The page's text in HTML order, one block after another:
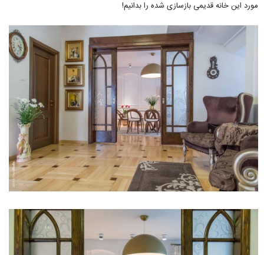
مورد این خانه قدیمی بازسازی شده را بدانیم!